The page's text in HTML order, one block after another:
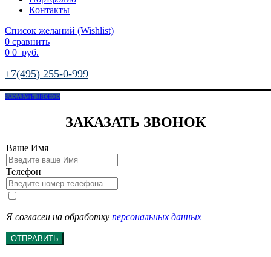
Контакты
Список желаний (Wishlist)
0 сравнить
0 0 руб.
+7(495) 255-0-999
ЗАКАЗАТЬ ЗВОНОК
ЗАКАЗАТЬ ЗВОНОК
Ваше Имя
Телефон
Я согласен на обработку персональных данных
ОТПРАВИТЬ